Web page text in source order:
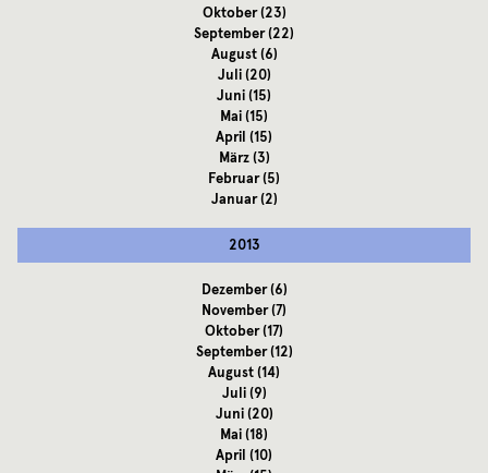
Oktober(23)
September(22)
August(6)
Juli(20)
Juni(15)
Mai(15)
April (15)
März(3)
Februar(5)
Januar(2)
2013
Dezember(6)
November(7)
Oktober(17)
September(12)
August(14)
Juli(9)
Juni(20)
Mai(18)
April (10)